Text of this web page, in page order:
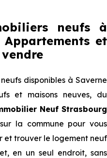
neufs à
Appartements et
disponibles à Saverne
et maisons neuves, du
Neuf Strasbourg
la commune pour vous
et trouver le logement neuf
en un seul endroit, sans